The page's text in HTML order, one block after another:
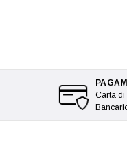
Carta di